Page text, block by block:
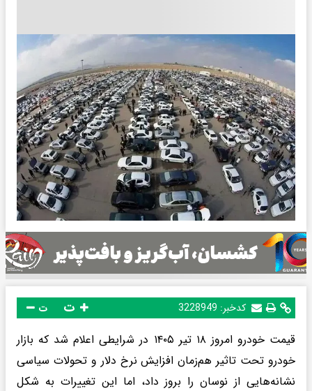
کدخبر: 3228949 ت
قیمت خودرو امروز ۱۸ تیر ۱۴۰۵ در شرایطی اعلام شد که بازار
خودرو تحت تاثیر هم‌زمان افزایش نرخ دلار و تحولات سیاسی
نشانه‌هایی از نوسان را بروز داد، اما این تغییرات به شکل